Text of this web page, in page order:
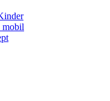
mobil